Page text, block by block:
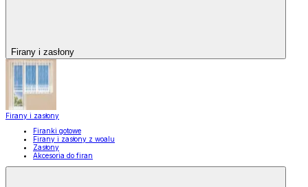
Firany i zasłony
Firany i zasłony
Firanki gotowe
Firany i zasłony z woalu
Zasłony
Akcesoria do firan